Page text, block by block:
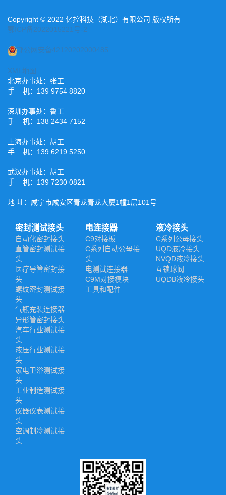
Copyright © 2022 亿控科技（湖北）有限公司 版权所有
鄂ICP备2022015221号-2
鄂公网安备42120202000485
XML地图
北京办事处：张工
手 机：139 9754 8820
深圳办事处：鲁工
手 机：138 2434 7152
上海办事处：胡工
手 机：139 6219 5250
武汉办事处：胡工
手 机：139 7230 0821
地 址：咸宁市咸安区青龙青龙大厦1幢1层101号
密封测试接头
自动化密封接头
直管密封测试接
头
医疗导管密封接
头
螺纹密封测试接
头
气瓶充装连接器
异形管密封接头
汽车行业测试接
头
液压行业测试接
头
家电卫浴测试接
头
工业制造测试接
头
仪器仪表测试接
头
空调制冷测试接
头
电连接器
C9对接板
C系列自动公母接
头
电测试连接器
C9M对接模块
工具和配件
液冷接头
C系列公母接头
UQD液冷接头
NVQD液冷接头
互锁球阀
UQDB液冷接头